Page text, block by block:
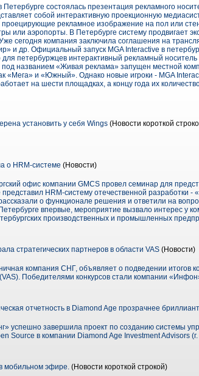
Петербурге состоялась презентация рекламного
собой интерактивную проекционную
проецирующие рекламное изображение на пол или
или аэропорты. В Петербурге систему продвигает
сегодня компания заключила соглашения на
и др. Официальный запуск MGA Interactive в
петербуржцев интерактивный рекламный
под названием «Живая реклама» запущен местной
«Мега» и «Южный». Однако новые игроки - MGA
на шести площадках, а концу года их
установить у себя Wings (Новости короткой
о HRM-системе (Новости)
офис компании GMCS провел семинар для
представил HRM-систему отечественной разработки
о функционале решения и ответили на
впервые, мероприятие вызвало интерес у
производственных и промышленных
стратегических партнеров в области VAS (Новости)
компания СНГ, объявляет о подведении итогов
(VAS). Победителями конкурсов стали компании
отчетность в Diamond Age прозрачнее
успешно завершила проект по созданию системы
Source в компании Diamond Age Investment Advisors
мобильном эфире. (Новости короткой строкой)